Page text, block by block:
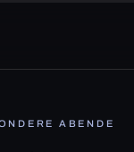
ABENDE